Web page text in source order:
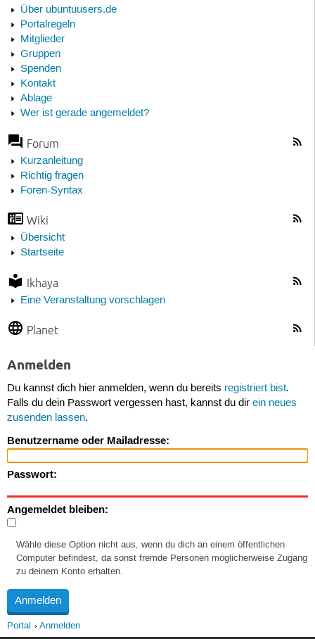
Über ubuntuusers.de
Portalregeln
Mitglieder
Gruppen
Spenden
Kontakt
Ablage
Wer ist gerade angemeldet?
Forum
Kurzanleitung
Richtig fragen
Foren-Syntax
Wiki
Übersicht
Startseite
Ikhaya
Eine Veranstaltung vorschlagen
Planet
Anmelden
Du kannst dich hier anmelden, wenn du bereits registriert bist.
Falls du dein Passwort vergessen hast, kannst du dir ein neues
zusenden lassen.
Benutzername oder Mailadresse:
Passwort:
Angemeldet bleiben:
Wähle diese Option nicht aus, wenn du dich an einem öffentlichen
Computer befindest, da sonst fremde Personen möglicherweise Zugang
zu deinem Konto erhalten.
Portal Anmelden